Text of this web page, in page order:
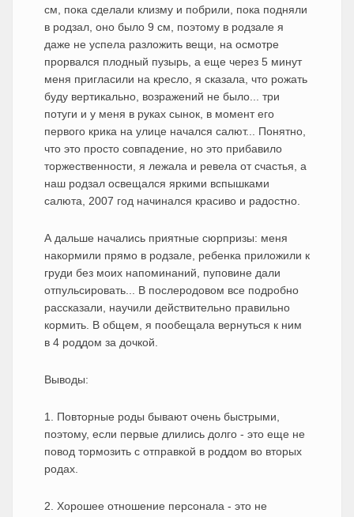
см, пока сделали клизму и побрили, пока подняли
в родзал, оно было 9 см, поэтому в родзале я
даже не успела разложить вещи, на осмотре
прорвался плодный пузырь, а еще через 5 минут
меня пригласили на кресло, я сказала, что рожать
буду вертикально, возражений не было... три
потуги и у меня в руках сынок, в момент его
первого крика на улице начался салют... Понятно,
что это просто совпадение, но это прибавило
торжественности, я лежала и ревела от счастья, а
наш родзал освещался яркими вспышками
салюта, 2007 год начинался красиво и радостно.
А дальше начались приятные сюрпризы: меня
накормили прямо в родзале, ребенка приложили к
груди без моих напоминаний, пуповине дали
отпульсировать... В послеродовом все подробно
рассказали, научили действительно правильно
кормить. В общем, я пообещала вернуться к ним
в 4 роддом за дочкой.
Выводы:
1. Повторные роды бывают очень быстрыми,
поэтому, если первые длились долго - это еще не
повод тормозить с отправкой в роддом во вторых
родах.
2. Хорошее отношение персонала - это не